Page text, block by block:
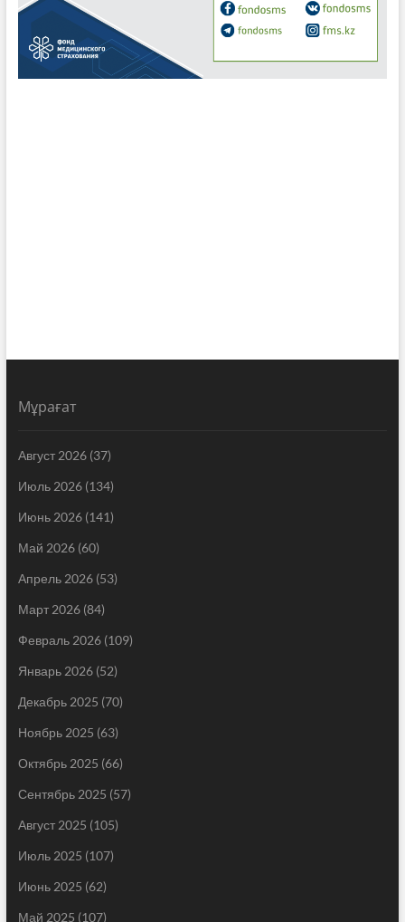
Мұрағат
Август 2026(37)
Июль 2026(134)
Июнь 2026(141)
Май 2026(60)
Апрель 2026(53)
Март 2026(84)
Февраль 2026(109)
Январь 2026(52)
Декабрь 2025 (70)
Ноябрь 2025 (63)
Октябрь 2025 (66)
Сентябрь 2025 (57)
Август 2025 (105)
Июль 2025 (107)
Июнь 2025 (62)
Май 2025 (107)